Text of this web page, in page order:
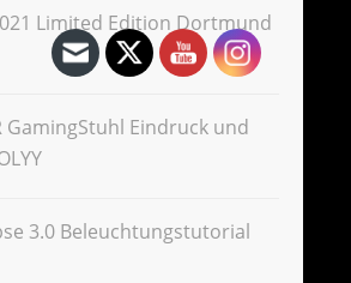
Limited Edition Dortmund
GamingStuhl Eindruck und
3.0 Beleuchtungstutorial